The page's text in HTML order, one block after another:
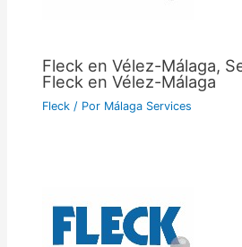
Fleck en Vélez-Málaga,
Fleck en Vélez-Málaga
Fleck / Por Málaga Services